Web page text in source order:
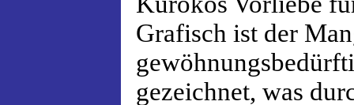
Grafisch ist der
gezeichnet, was